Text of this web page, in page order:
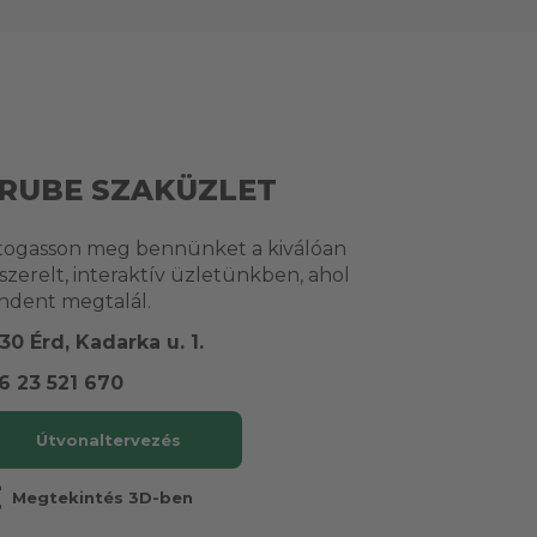
SZAKÜZLET
meg bennünket a kiválóan
interaktív üzletünkben, ahol
megtalál.
Érd, Kadarka u. 1.
23 521 670
Útvonaltervezés
Megtekintés 3D-ben